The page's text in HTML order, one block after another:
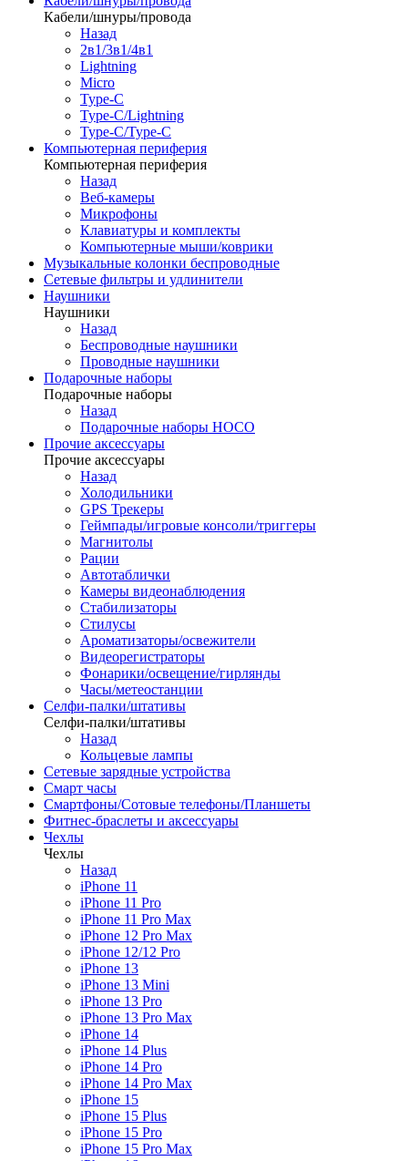
Кабели/шнуры/провода
Назад
2в1/3в1/4в1
Lightning
Micro
Type-C
Type-C/Lightning
Type-C/Type-C
Компьютерная периферия
Компьютерная периферия
Назад
Веб-камеры
Микрофоны
Клавиатуры и комплекты
Компьютерные мыши/коврики
Музыкальные колонки беспроводные
Сетевые фильтры и удлинители
Наушники
Наушники
Назад
Беспроводные наушники
Проводные наушники
Подарочные наборы
Подарочные наборы
Назад
Подарочные наборы HOCO
Прочие аксессуары
Прочие аксессуары
Назад
Холодильники
GPS Трекеры
Геймпады/игровые консоли/триггеры
Магнитолы
Рации
Автотаблички
Камеры видеонаблюдения
Стабилизаторы
Стилусы
Ароматизаторы/освежители
Видеорегистраторы
Фонарики/освещение/гирлянды
Часы/метеостанции
Селфи-палки/штативы
Селфи-палки/штативы
Назад
Кольцевые лампы
Сетевые зарядные устройства
Смарт часы
Смартфоны/Сотовые телефоны/Планшеты
Фитнес-браслеты и аксессуары
Чехлы
Чехлы
Назад
iPhone 11
iPhone 11 Pro
iPhone 11 Pro Max
iPhone 12 Pro Max
iPhone 12/12 Pro
iPhone 13
iPhone 13 Mini
iPhone 13 Pro
iPhone 13 Pro Max
iPhone 14
iPhone 14 Plus
iPhone 14 Pro
iPhone 14 Pro Max
iPhone 15
iPhone 15 Plus
iPhone 15 Pro
iPhone 15 Pro Max